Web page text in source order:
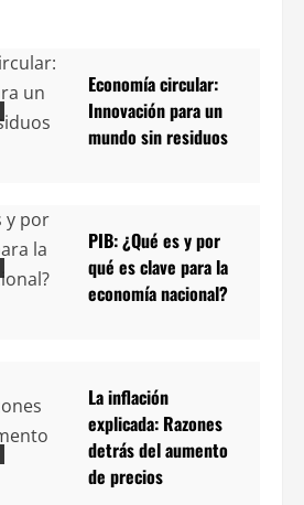
Economía circular:
Innovación para un
mundo sin residuos
PIB: ¿Qué es y por
qué es clave para la
economía nacional?
La inflación
explicada: Razones
detrás del aumento
de precios